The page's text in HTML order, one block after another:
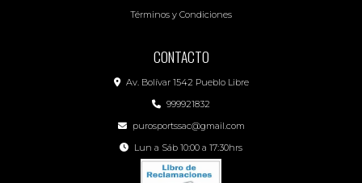
Términos y Condiciones
CONTACTO
Av. Bolívar 1542 Pueblo Libre
999921832
purosportssac@gmail.com
Lun a Sáb 10:00 a 17:30hrs